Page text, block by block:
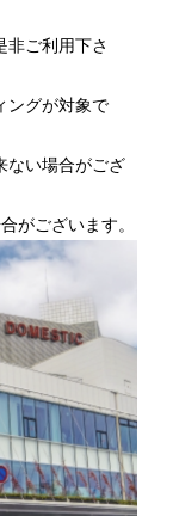
非ご利用下さ
ングが対象で
ない場合がござ
がございます。